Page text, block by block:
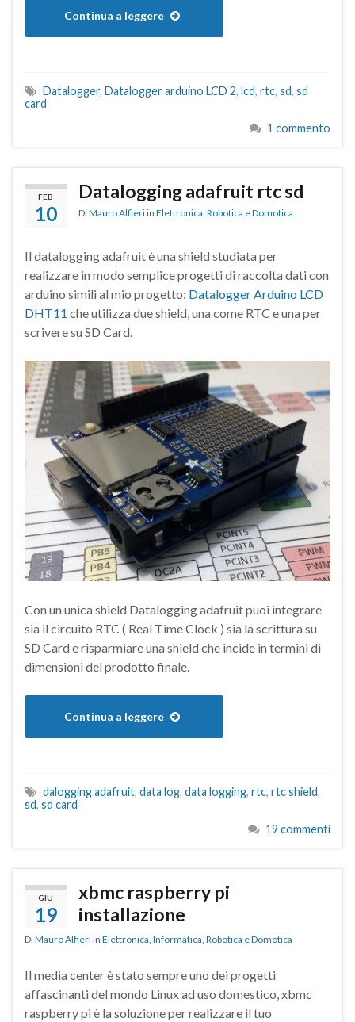
Continua a leggere
Datalogger, Datalogger arduino LCD 2, lcd, rtc, sd, sd
card
1 commento
FEB
10
Datalogging adafruit rtc sd
DiMauro Alfieri in Elettronica, Robotica e Domotica
Il datalogging adafruit è una shield studiata per
realizzare in modo semplice progetti di raccolta dati con
arduino simili al mio progetto: Datalogger Arduino LCD
DHT11 che utilizza due shield, una come RTC e una per
scrivere su SD Card.
Con un unica shield Datalogging adafruit puoi integrare
sia il circuito RTC ( Real Time Clock ) sia la scrittura su
SD Card e risparmiare una shield che incide in termini di
dimensioni del prodotto finale.
Continua a leggere
dalogging adafruit, data log, data logging, rtc, rtc shield,
sd, sd card
19 commenti
GIU
19
xbmc raspberry pi
installazione
DiMauro Alfieri in Elettronica, Informatica, Robotica e Domotica
Il media center è stato sempre uno dei progetti
affascinanti del mondo Linux ad uso domestico, xbmc
raspberry pi è la soluzione per realizzare il tuo